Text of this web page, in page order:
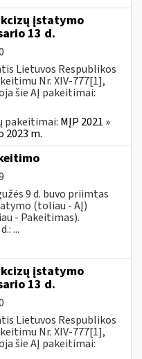
įstatymo
13 d.
Lietuvos Respublikos
Nr. XIV-777[1],
šie AĮ pakeitimai:
pakeitimai: MĮP 2021 »
2023 m.
9 d. buvo priimtas
(toliau - AĮ)
- Pakeitimas).
...
įstatymo
13 d.
Lietuvos Respublikos
Nr. XIV-777[1],
šie AĮ pakeitimai: